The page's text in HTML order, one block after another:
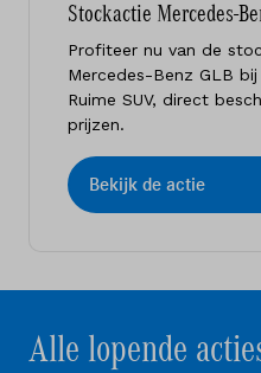
Stockactie Mercedes-
Profiteer nu van de
Mercedes-Benz GLB
Ruime SUV, direct
prijzen.
Bekijk de actie
Alle lopende